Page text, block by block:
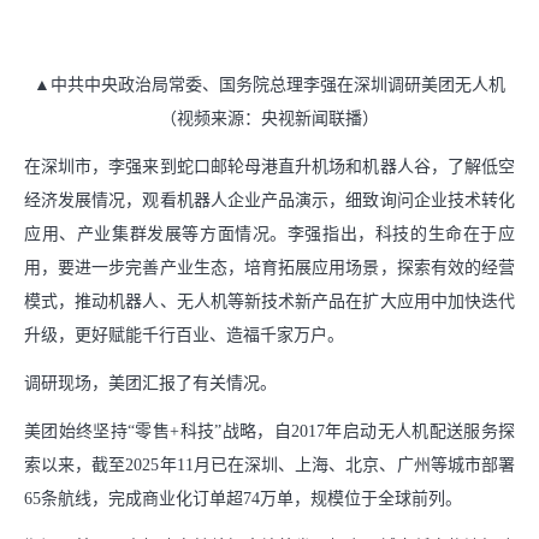
助力商家经营成长
社会
推动绿色消费
参与应急救灾
下载中心
▲中共中央政治局常委、国务院总理李强在深圳调研美团无人机
（视频来源：央视新闻联播）
在深圳市，李强来到蛇口邮轮母港直升机场和机器人谷，了解低空
经济发展情况，观看机器人企业产品演示，细致询问企业技术转化
应用、产业集群发展等方面情况。李强指出，科技的生命在于应
用，要进一步完善产业生态，培育拓展应用场景，探索有效的经营
模式，推动机器人、无人机等新技术新产品在扩大应用中加快迭代
升级，更好赋能千行百业、造福千家万户。
调研现场，美团汇报了有关情况。
美团始终坚持“零售+科技”战略，自2017年启动无人机配送服务探
索以来，截至2025年11月已在深圳、上海、北京、广州等城市部署
65条航线，完成商业化订单超74万单，规模位于全球前列。